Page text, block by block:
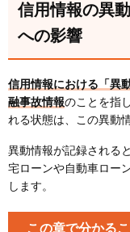
信用情報の異
への影響
信用情報における「異
融事故情報のことを指
れる状態は、この異動
異動情報が記録される
宅ローンや自動車ロー
します。
この章で分かる